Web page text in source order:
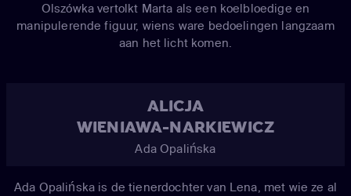
Olszówka vertolkt Marta als een koelbloedige en
manipulerende figuur, wiens ware bedoelingen langzaam
aan het licht komen.
ALICJA
WIENIAWA-NARKIEWICZ
Ada Opalińska
Ada Opalińska is de tienerdochter van Lena, met wie ze al